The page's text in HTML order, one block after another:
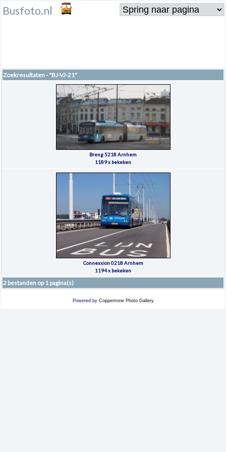
Busfoto.nl
Zoekresultaten - "BJ-VJ-21"
Breng 5218 Arnhem
1189 x bekeken
Connexxion 0218 Arnhem
1194 x bekeken
2 bestanden op 1 pagina(s)
Powered by Coppermine Photo Gallery